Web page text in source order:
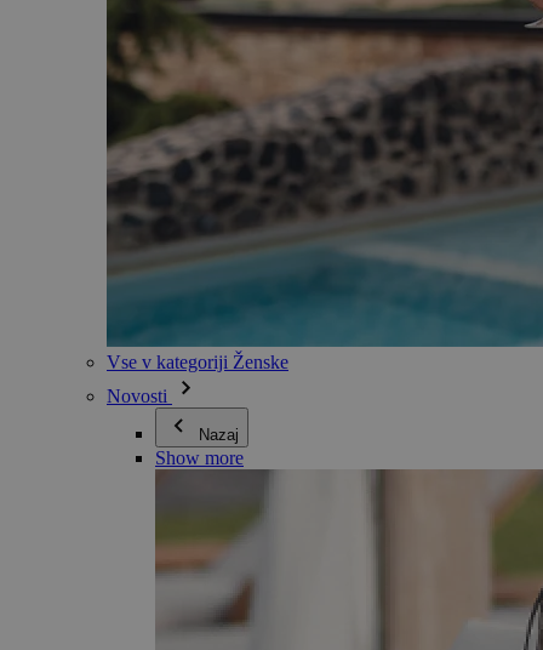
Vse v kategoriji Ženske
Novosti
Nazaj
Show more